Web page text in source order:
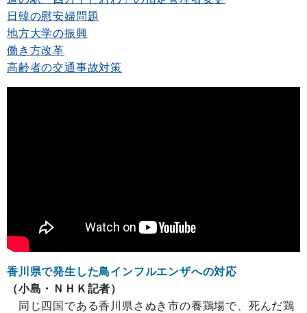
日韓の慰安婦問題
地方大学の振興
働き方改革
高齢者の交通事故対策
香川県で発生した鳥インフルエンザへの対応
（小島・ＮＨＫ記者）
同じ四国である香川県さぬき市の養鶏場で、死んだ鶏